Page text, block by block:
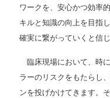
ワークを、安心かつ効率
キルと知識の向上を目指
確実に繋がっていくと信じ
臨床現場において、時
ラーのリスクをもたらし
ンを投げかけてきます。